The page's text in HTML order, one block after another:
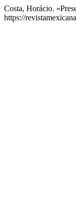
Costa, Horácio.
https://